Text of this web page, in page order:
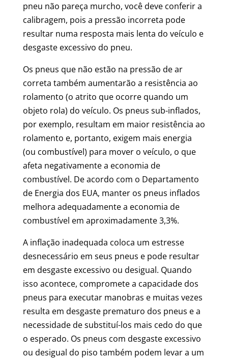
pneu não pareça murcho, você deve conferir a
calibragem, pois a pressão incorreta pode
resultar numa resposta mais lenta do veículo e
desgaste excessivo do pneu.
Os pneus que não estão na pressão de ar
correta também aumentarão a resistência ao
rolamento (o atrito que ocorre quando um
objeto rola) do veículo. Os pneus sub-inflados,
por exemplo, resultam em maior resistência ao
rolamento e, portanto, exigem mais energia
(ou combustível) para mover o veículo, o que
afeta negativamente a economia de
combustível. De acordo com o Departamento
de Energia dos EUA, manter os pneus inflados
melhora adequadamente a economia de
combustível em aproximadamente 3,3%.
A inflação inadequada coloca um estresse
desnecessário em seus pneus e pode resultar
em desgaste excessivo ou desigual. Quando
isso acontece, compromete a capacidade dos
pneus para executar manobras e muitas vezes
resulta em desgaste prematuro dos pneus e a
necessidade de substituí-los mais cedo do que
o esperado. Os pneus com desgaste excessivo
ou desigual do piso também podem levar a um